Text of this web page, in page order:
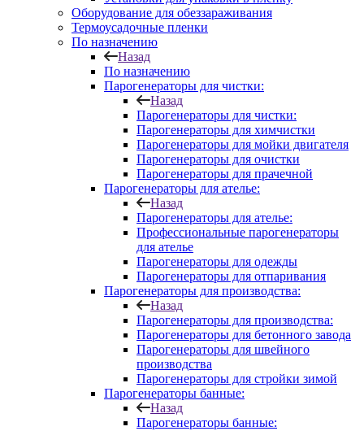
Оборудование для обеззараживания
Термоусадочные пленки
По назначению
Назад
По назначению
Парогенераторы для чистки:
Назад
Парогенераторы для чистки:
Парогенераторы для химчистки
Парогенераторы для мойки двигателя
Парогенераторы для очистки
Парогенераторы для прачечной
Парогенераторы для ателье:
Назад
Парогенераторы для ателье:
Профессиональные парогенераторы
для ателье
Парогенераторы для одежды
Парогенераторы для отпаривания
Парогенераторы для производства:
Назад
Парогенераторы для производства:
Парогенераторы для бетонного завода
Парогенераторы для швейного
производства
Парогенераторы для стройки зимой
Парогенераторы банные:
Назад
Парогенераторы банные: